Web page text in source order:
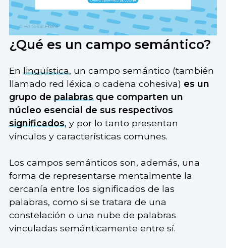
¿Qué es un campo semántico?
Enlingüística, un campo semántico (también
llamado red léxica o cadena cohesiva) es un
grupo depalabrasque comparten un
núcleo esencial de sus respectivos
significados, y por lo tanto presentan
vínculos y características comunes.
Los campos semánticos son, además, una
forma de representarse mentalmente la
cercanía entre los significados de las
palabras, como si se tratara de una
constelación o una nube de palabras
vinculadas semánticamente entre sí.